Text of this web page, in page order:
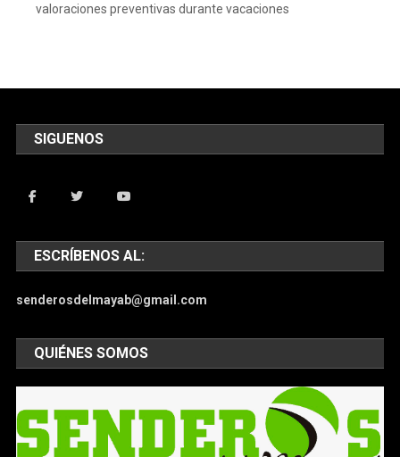
valoraciones preventivas durante vacaciones
SIGUENOS
ESCRÍBENOS AL:
senderosdelmayab@gmail.com
QUIÉNES SOMOS